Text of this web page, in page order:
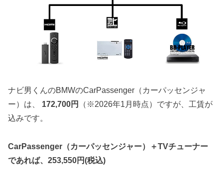
ナビ男くんのBMWのCarPassenger（カーパッセンジャ
ー）は、
172,700円
（※2026年1月時点）ですが、工賃が
込みです。
CarPassenger （カーパッセンジャー）＋TVチューナー
であれば、253,550円(税込)